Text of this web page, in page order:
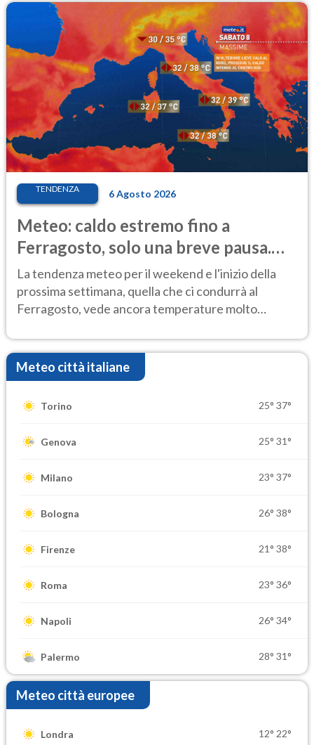
TENDENZA 6 Agosto 2026
Meteo: caldo estremo fino a
Ferragosto, solo una breve pausa.
Ecco dove
La tendenza meteo per il weekend e l'inizio della
prossima settimana, quella che ci condurrà al
Ferragosto, vede ancora temperature molto
Meteo città italiane
Torino 25° 37°
Genova 25° 31°
Milano 23° 37°
Bologna 26° 38°
Firenze 21° 38°
Roma 23° 36°
Napoli 26° 34°
Palermo 28° 31°
Meteo città europee
Londra 12° 22°